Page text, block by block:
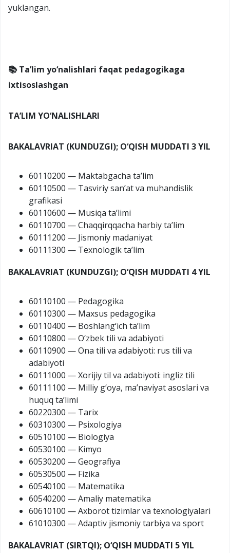
yuklangan.
📚 Ta’lim yo‘nalishlari faqat pedagogikaga
ixtisoslashgan
TA’LIM YO‘NALISHLARI
BAKALAVRIAT (KUNDUZGI); O‘QISH MUDDATI 3 YIL
60110200 — Maktabgacha ta’lim
60110500 — Tasviriy san’at va muhandislik
grafikasi
60110600 — Musiqa ta’limi
60110700 — Chaqqirqqacha harbiy ta’lim
60111200 — Jismoniy madaniyat
60111300 — Texnologik ta’lim
BAKALAVRIAT (KUNDUZGI); O‘QISH MUDDATI 4 YIL
60110100 — Pedagogika
60110300 — Maxsus pedagogika
60110400 — Boshlang‘ich ta’lim
60110800 — O‘zbek tili va adabiyoti
60110900 — Ona tili va adabiyoti: rus tili va
adabiyoti
60111000 — Xorijiy til va adabiyoti: ingliz tili
60111100 — Milliy g‘oya, ma’naviyat asoslari va
huquq ta’limi
60220300 — Tarix
60310300 — Psixologiya
60510100 — Biologiya
60530100 — Kimyo
60530200 — Geografiya
60530500 — Fizika
60540100 — Matematika
60540200 — Amaliy matematika
60610100 — Axborot tizimlar va texnologiyalari
61010300 — Adaptiv jismoniy tarbiya va sport
BAKALAVRIAT (SIRTQI); O‘QISH MUDDATI 5 YIL